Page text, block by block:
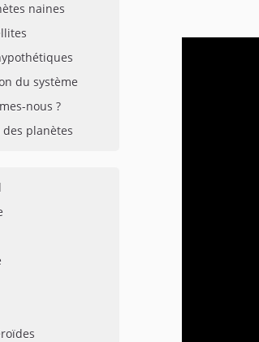
naines
du système
nous ?
des planètes